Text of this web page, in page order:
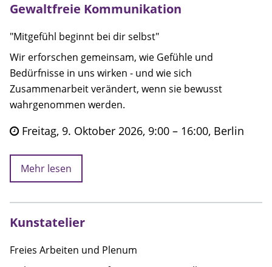
Gewaltfreie Kommunikation
"Mitgefühl beginnt bei dir selbst"
Wir erforschen gemeinsam, wie Gefühle und
Bedürfnisse in uns wirken - und wie sich
Zusammenarbeit verändert, wenn sie bewusst
wahrgenommen werden.
Freitag, 9. Oktober 2026, 9:00 – 16:00, Berlin
Mehr lesen
Kunstatelier
Freies Arbeiten und Plenum